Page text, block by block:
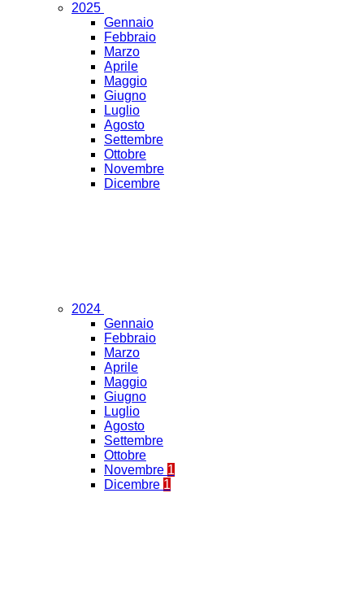
2025
Gennaio
Febbraio
Marzo
Aprile
Maggio
Giugno
Luglio
Agosto
Settembre
Ottobre
Novembre
Dicembre
2024
Gennaio
Febbraio
Marzo
Aprile
Maggio
Giugno
Luglio
Agosto
Settembre
Ottobre
Novembre 1
Dicembre 1